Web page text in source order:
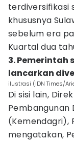
terdiversifikasi
khususnya
sebelum era
Kuartal dua
3. Pemerintah
lancarkan
ilustrasi (IDN Times/
Di sisi lain,
Pembangunan
(Kemendagri),
mengatakan,